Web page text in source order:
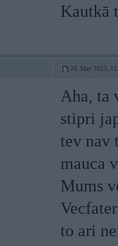
Kautkā
26. May 2025,
Aha, ta
stipri
tev nav
mauca
Mums
to ari